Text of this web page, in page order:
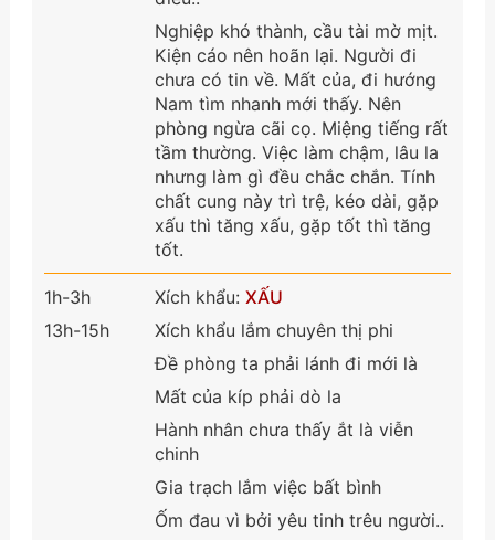
Nghiệp khó thành, cầu tài mờ mịt.
Kiện cáo nên hoãn lại. Người đi
chưa có tin về. Mất của, đi hướng
Nam tìm nhanh mới thấy. Nên
phòng ngừa cãi cọ. Miệng tiếng rất
tầm thường. Việc làm chậm, lâu la
nhưng làm gì đều chắc chắn. Tính
chất cung này trì trệ, kéo dài, gặp
xấu thì tăng xấu, gặp tốt thì tăng
tốt.
1h-3h
13h-15h
Xích khẩu: XẤU
Xích khẩu lắm chuyên thị phi
Đề phòng ta phải lánh đi mới là
Mất của kíp phải dò la
Hành nhân chưa thấy ắt là viễn
chinh
Gia trạch lắm việc bất bình
Ốm đau vì bởi yêu tinh trêu người..